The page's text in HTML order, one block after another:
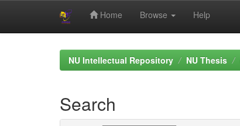
Home Browse Help
NU Intellectual Repository NU Thesis
Search